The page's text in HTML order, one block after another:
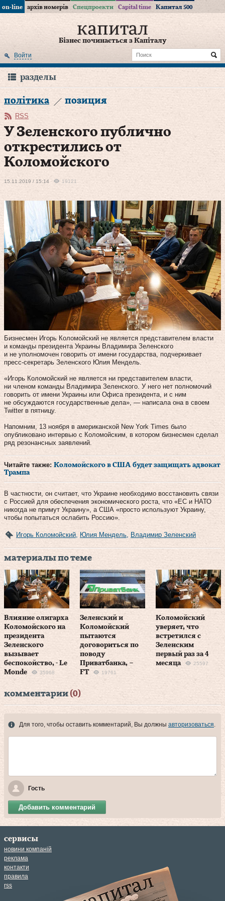
on-line архів номерів Спецпроекти Capital time Капитал 500
Бізнес починається з Капіталу
Войти
разделы
політика позиция
RSS
У Зеленского публично
открестились от
Коломойского
15.11.2019 / 15:14 19121
Бизнесмен Игорь Коломойский не является представителем власти
и команды президента Украины Владимира Зеленского
и не уполномочен говорить от имени государства, подчеркивает
пресс-секретарь Зеленского Юлия Мендель.
«Игорь Коломойский не является ни представителем власти,
ни членом команды Владимира Зеленского. У него нет полномочий
говорить от имени Украины или Офиса президента, и с ним
не обсуждаются государственные дела», — написала она в своем
Twitter в пятницу.
Напомним, 13 ноября в американской New York Times было
опубликовано интервью с Коломойским, в котором бизнесмен сделал
ряд резонансных заявлений.
Читайте также: Коломойского в США будет защищать адвокат
Трампа
В частности, он считает, что Украине необходимо восстановить связи
с Россией для обеспечения экономического роста, что «ЕС и НАТО
никогда не примут Украину», а США «просто используют Украину,
чтобы попытаться ослабить Россию».
Игорь Коломойский Юлия Мендель Владимир Зеленский
материалы по теме
Влияние олигарха
Коломойского на
президента
Зеленского
вызывает
беспокойство, - Le
Monde
35968
Зеленский и
Коломойский
пытаются
договориться по
поводу
Приватбанка, –
FT
19761
Коломойский
уверяет, что
встретился с
Зеленским
первый раз за 4
месяца
25597
комментарии(0)
Для того, чтобы оставить комментарий, Вы должны авторизоваться.
Гость
Добавить комментарий
сервисы
новини компаній
реклама
контакти
правила
rss